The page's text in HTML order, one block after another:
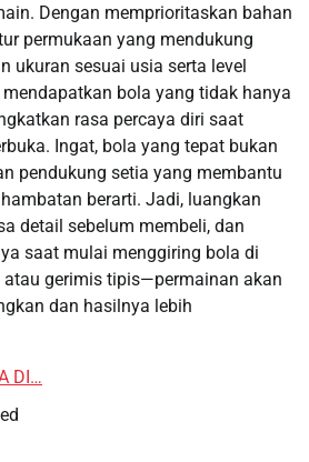
Dengan memprioritaskan bahan
permukaan yang mendukung
ukuran sesuai usia serta level
bola yang tidak hanya
rasa percaya diri saat
Ingat, bola yang tepat bukan
pendukung setia yang membantu
berarti. Jadi, luangkan
detail sebelum membeli, dan
saat mulai menggiring bola di
gerimis tipis—permainan akan
dan hasilnya lebih
DI…